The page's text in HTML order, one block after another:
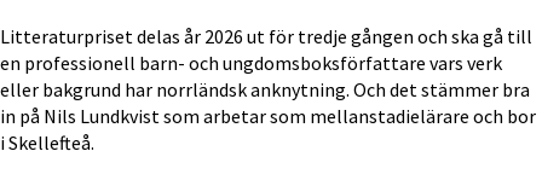
Litteraturpriset delas år 2026 ut för tredje gången och ska gå till
en professionell barn- och ungdomsboksförfattare vars verk
eller bakgrund har norrländsk anknytning. Och det stämmer bra
in på Nils Lundkvist som arbetar som mellanstadielärare och bor
i Skellefteå.